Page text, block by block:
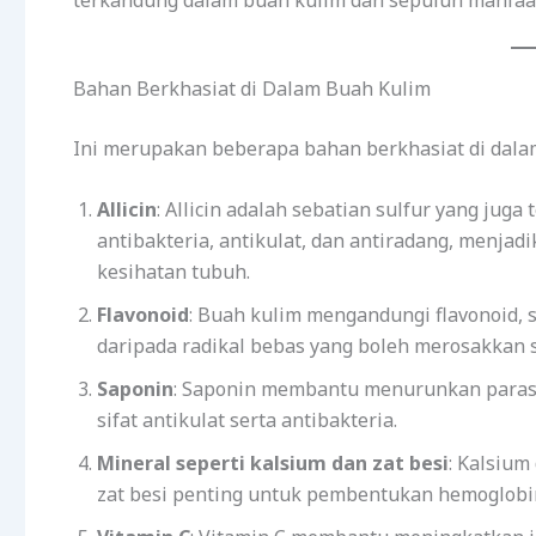
Bahan Berkhasiat di Dalam Buah Kulim
Ini merupakan beberapa bahan berkhasiat di
Allicin: Allicin adalah sebatian sulfur yang
antibakteria, antikulat, dan antiradang,
kesihatan tubuh.
Flavonoid: Buah kulim mengandungi
daripada radikal bebas yang boleh merosakkan
Saponin: Saponin membantu menurunkan
sifat antikulat serta antibakteria.
Mineral seperti kalsium dan zat besi:
zat besi penting untuk pembentukan